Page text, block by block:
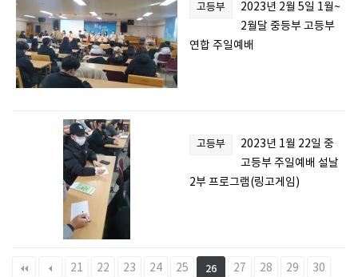
고등부
2023년 2월 5일 1월~
2월달 중등부 고등부
연합 주일예배
고등부
2023년 1월 22일 중
고등부 주일예배 설날
2부 프로그램(링고게임)
21 22 23 24 25 26 27 28 29 30